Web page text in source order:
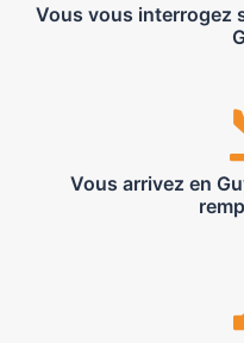
Vous vous interrogez
Vous arrivez en